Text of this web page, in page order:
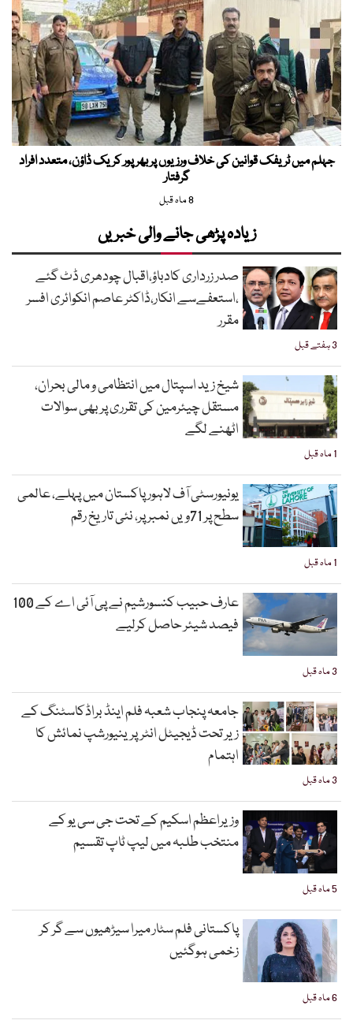
جہلم میں ٹریفک قوانین کی خلاف ورزیوں پر بھرپور کریک ڈاؤن، متعدد افراد
گرفتار
8 ماہ قبل
زیادہ پڑھی جانے والی خبریں
3 ہفتے قبل
صدر زرداری کادباؤ،اقبال چودھری ڈٹ گئے
،استعفےسے انکار،ڈاکٹر عاصم انکوائری افسر
مقرر
1 ماہ قبل
شیخ زید اسپتال میں انتظامی و مالی بحران،
مستقل چیئرمین کی تقرری پر بھی سوالات
اٹھنے لگے
1 ماہ قبل
یونیورسٹی آف لاہور پاکستان میں پہلے، عالمی
سطح پر 71ویں نمبر پر، نئی تاریخ رقم
3 ماہ قبل
عارف حبیب کنسورشیم نے پی آئی اے کے 100
فیصد شیئر حاصل کرلیے
3 ماہ قبل
جامعہ پنجاب شعبہ فلم اینڈ براڈکاسٹنگ کے
زیر تحت ڈیجیٹل انٹرپرینیورشپ نمائش کا
اہتمام
5 ماہ قبل
وزیراعظم اسکیم کے تحت جی سی یو کے
منتخب طلبہ میں لیپ ٹاپ تقسیم
6 ماہ قبل
پاکستانی فلم سٹار میرا سیڑھیوں سے گر کر
زخمی ہوگئیں